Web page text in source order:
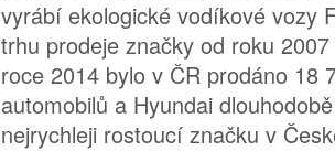
vyrábí ekologické vodíkové vozy
trhu prodeje značky od roku
roce 2014 bylo v ČR prodáno 18
automobilů a Hyundai
nejrychleji rostoucí značku v